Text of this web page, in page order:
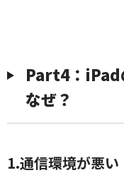
Part4：iPad
なぜ？
1.通信環境が悪い